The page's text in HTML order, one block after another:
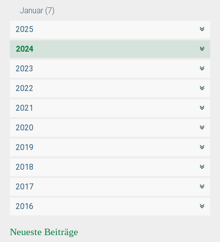
Januar (7)
2025
2024
2023
2022
2021
2020
2019
2018
2017
2016
Neueste Beiträge